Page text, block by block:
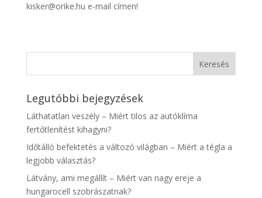
kisker@orike.hu e-mail címen!
Legutóbbi bejegyzések
Láthatatlan veszély – Miért tilos az autóklíma
fertőtlenítést kihagyni?
Időtálló befektetés a változó világban – Miért a tégla a
legjobb választás?
Látvány, ami megállít – Miért van nagy ereje a
hungarocell szobrászatnak?